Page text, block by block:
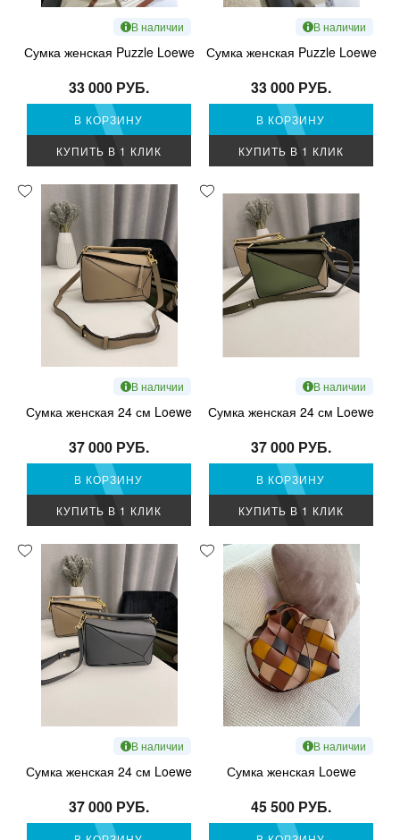
В наличии
Сумка женская Puzzle Loewe
33 000 РУБ.
В КОРЗИНУ
КУПИТЬ В 1 КЛИК
В наличии
Сумка женская Puzzle Loewe
33 000 РУБ.
В КОРЗИНУ
КУПИТЬ В 1 КЛИК
В наличии
Сумка женская 24 см Loewe
37 000 РУБ.
В КОРЗИНУ
КУПИТЬ В 1 КЛИК
В наличии
Сумка женская 24 см Loewe
37 000 РУБ.
В КОРЗИНУ
КУПИТЬ В 1 КЛИК
В наличии
Сумка женская 24 см Loewe
37 000 РУБ.
В наличии
Сумка женская Loewe
45 500 РУБ.